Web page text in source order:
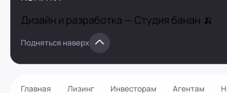
Главная Лизинг Инвесторам Агентам
Дизайн и разработка — Студия банан 🍌
Подняться наверх